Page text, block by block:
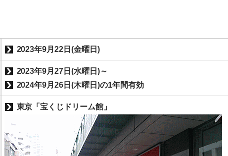
2023年9月22日(金曜日)
2023年9月27日(水曜日)～
2024年9月26日(木曜日)の1年間有効
東京「宝くじドリーム館」